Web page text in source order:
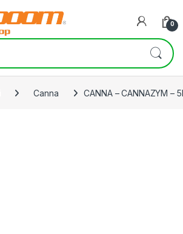
0
Canna CANNA – CANNAZYM –